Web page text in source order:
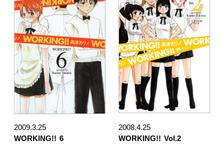
2009.3.25
WORKING!! 6
2008.4.25
WORKING!! Vol.2